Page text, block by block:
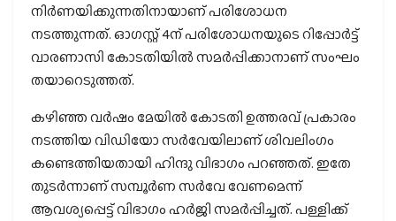
നിര്‍ണയിക്കുന്നതിനായാണ് പരിശോധന
നടത്തുന്നത്. ഓഗസ്റ്റ് 4ന് പരിശോധനയുടെ റിപ്പോര്‍ട്ട്
വാരണാസി കോടതിയില്‍ സമര്‍പ്പിക്കാനാണ് സംഘം
തയാറെടുത്തത്.
കഴിഞ്ഞ വര്‍ഷം മേയില്‍ കോടതി ഉത്തരവ് പ്രകാരം
നടത്തിയ വിഡിയോ സര്‍വേയിലാണ് ശിവലിംഗം
കണ്ടെത്തിയതായി ഹിന്ദു വിഭാഗം പറഞ്ഞത്. ഇതേ
തുടര്‍ന്നാണ് സമ്പൂര്‍ണ സര്‍വേ വേണമെന്ന്
ആവശ്യപ്പെട്ട് വിഭാഗം ഹര്‍ജി സമര്‍പ്പിച്ചത്. പള്ളിക്ക്